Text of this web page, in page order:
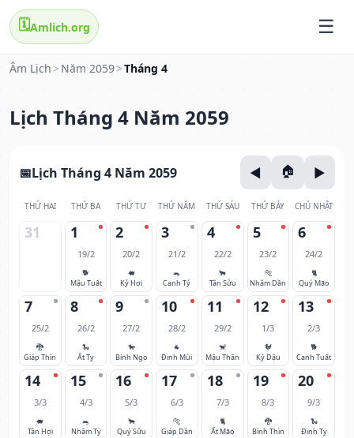
🗓️Amlich.org
Âm Lịch > Năm 2059>Tháng 4
Lịch Tháng 4 Năm 2059
Lịch Tháng 4 Năm 2059
THỨ HAI THỨ BA THỨ TƯ THỨ NĂM THỨ SÁU THỨ BẢY CHỦ NHẬT
31 1
19/2
🐕
Mậu Tuất
2
20/2
🐖
Kỷ Hợi
3
21/2
🐀
Canh Tý
4
22/2
🐂
Tân Sửu
5
23/2
🐅
Nhâm Dần
6
24/2
🐈
Quý Mão
7
25/2
🐉
Giáp Thìn
8
26/2
🐍
Ất Tỵ
9
27/2
🐎
Bính Ngọ
10
28/2
🐐
Đinh Mùi
11
29/2
🐒
Mậu Thân
12
1/3
🐓
Kỷ Dậu
13
2/3
🐕
Canh Tuất
14
3/3
🐖
Tân Hợi
15
4/3
🐀
Nhâm Tý
16
5/3
🐂
Quý Sửu
17
6/3
🐅
Giáp Dần
18
7/3
🐈
Ất Mão
19
8/3
🐉
Bính Thìn
20
9/3
🐍
Đinh Tỵ